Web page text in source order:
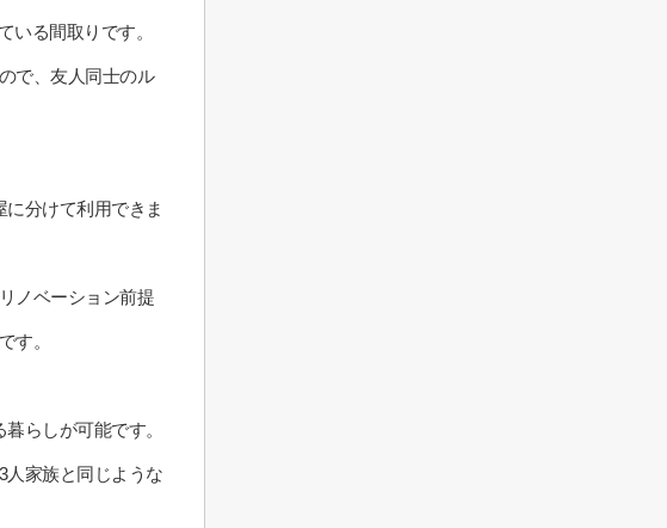
いる間取りです。
で、友人同士のル
分けて利用できま
ノベーション前提
す。
らしが可能です。
家族と同じような